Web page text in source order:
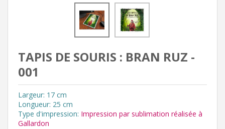
TAPIS DE SOURIS : BRAN RUZ -
001
Largeur: 17 cm
Longueur: 25 cm
Type d'impression: Impression par sublimation réalisée à
Gallardon